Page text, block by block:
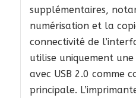
supplémentaires,
numérisation et la
connectivité de
utilise uniquement
avec USB 2.0 comme
principale.